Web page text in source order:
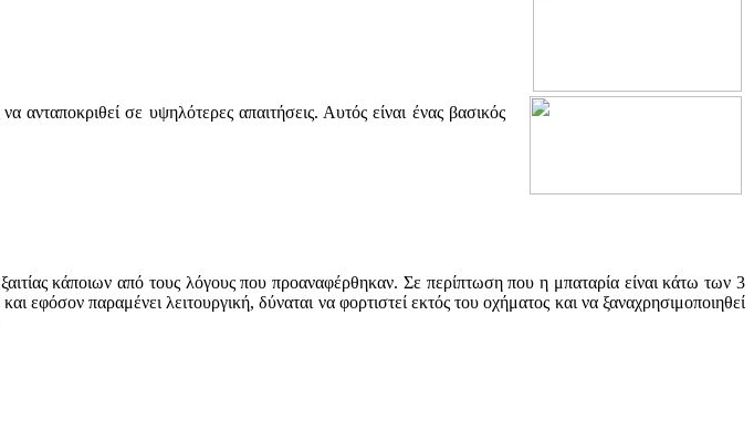
σε υψηλότερες απαιτήσεις. Αυτός είναι ένας βασικός
κάποιων από τους λόγους που προαναφέρθηκαν. Σε περίπτωση που η μπαταρία είναι κάτω των 3
εφόσον παραμένει λειτουργική, δύναται να φορτιστεί εκτός του οχήματος και να ξαναχρησιμοποιηθεί